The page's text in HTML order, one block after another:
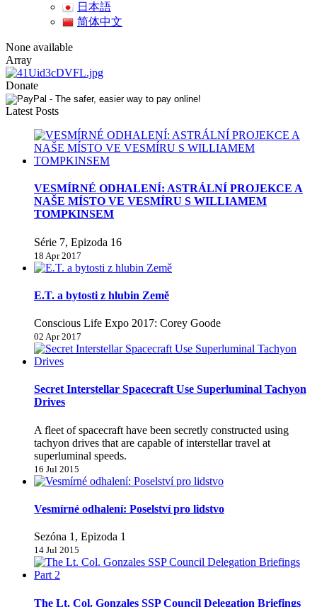
日本語
简体中文
None available
Array
Donate
Latest Posts
VESMÍRNÉ ODHALENÍ: ASTRÁLNÍ PROJEKCE A
NAŠE MÍSTO VE VESMÍRU S WILLIAMEM
TOMPKINSEM
Série 7, Epizoda 16
18 Apr 2017
E.T. a bytosti z hlubin Země
Conscious Life Expo 2017: Corey Goode
02 Apr 2017
Secret Interstellar Spacecraft Use Superluminal Tachyon
Drives
A fleet of spacecraft have been secretly constructed using
tachyon drives that are capable of interstellar travel at
superluminal speeds.
16 Jul 2015
Vesmírné odhalení: Poselství pro lidstvo
Sezóna 1, Epizoda 1
14 Jul 2015
The Lt. Col. Gonzales SSP Council Delegation Briefings